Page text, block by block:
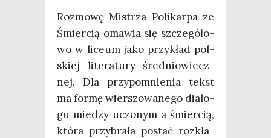
Roz­mo­wę Mistrza Poli­kar­pa ze
Śmier­cią oma­wia się szcze­gó­ło­
wo w liceum jako przy­kład pol­
skiej lite­ra­tu­ry śre­dnio­wiecz­
nej. Dla przy­po­mnie­nia tekst
ma for­mę wier­szo­wa­ne­go dia­lo­
gu mie­dzy uczo­nym a śmier­cią,
któ­ra przy­bra­ła postać roz­kła­